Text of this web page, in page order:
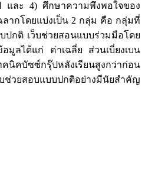
และ 4) ศึกษาความพึงพอใจของ
ากโดยแบ่งเป็น 2 กลุ่ม คือ กลุ่มที่
ปกติ เว็บช่วยสอนแบบร่วมมือโดย
มูลได้แก่ ค่าเฉลี่ย ส่วนเบี่ยงเบน
นิคบัซซ์กรุ๊ปหลังเรียนสูงกว่าก่อน
ช่วยสอบแบบปกติอย่างมีนัยสำคัญ